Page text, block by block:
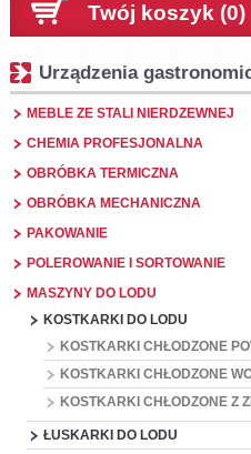
Twój koszyk (0)
Urządzenia
MEBLE ZE STALI NIERDZEWNEJ
CHEMIA PROFESJONALNA
OBRÓBKA TERMICZNA
OBRÓBKA MECHANICZNA
PAKOWANIE
POLEROWANIE I SORTOWANIE
MASZYNY DO LODU
KOSTKARKI DO LODU
KOSTKARKI CHŁODZONE
KOSTKARKI CHŁODZONE
KOSTKARKI CHŁODZONE Z
ŁUSKARKI DO LODU